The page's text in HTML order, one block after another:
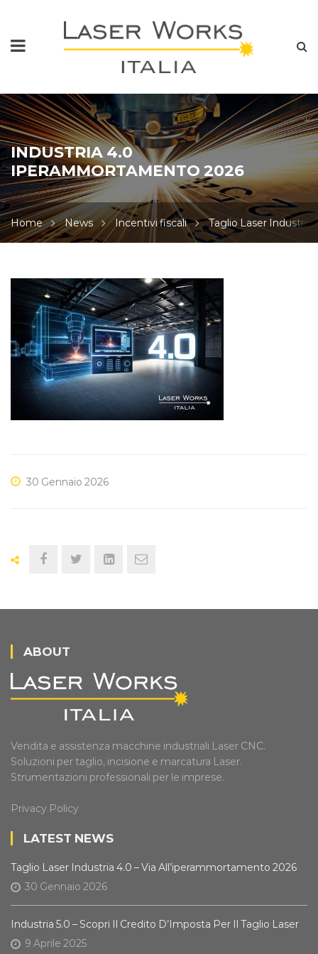
INDUSTRIA 4.0
IPERAMMORTAMENTO 2026
Home News Incentivi fiscali Taglio Laser Industria
INDUSTRIA
4.0
IPERAMMORTAMENTO
2026
30 Gennaio 2026
ABOUT
Vendita e assistenza macchine industriali Laser CNC.
Soluzioni per taglio, incisione e marcatura Laser.
Strumentazioni professionali per le imprese.
Privacy Policy
LATEST NEWS
Taglio Laser Industria 4.0 – Via All’iperammortamento 2026
30 Gennaio 2026
Industria 5.0 – Scopri Il Credito D’Imposta Per Il Taglio Laser
9 Aprile 2025